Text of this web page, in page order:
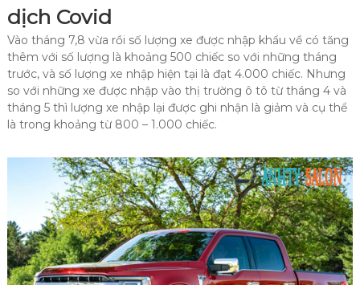
dịch Covid
Vào tháng 7,8 vừa rồi số lượng xe được nhập khẩu về có tăng
thêm với số lượng là khoảng 500 chiếc so với những tháng
trước, và số lượng xe nhập hiện tại là đạt 4.000 chiếc. Nhưng
so với những xe được nhập vào thị trường ô tô từ tháng 4 và
tháng 5 thì lượng xe nhập lại được ghi nhận là giảm và cụ thể
là trong khoảng từ 800 – 1.000 chiếc.